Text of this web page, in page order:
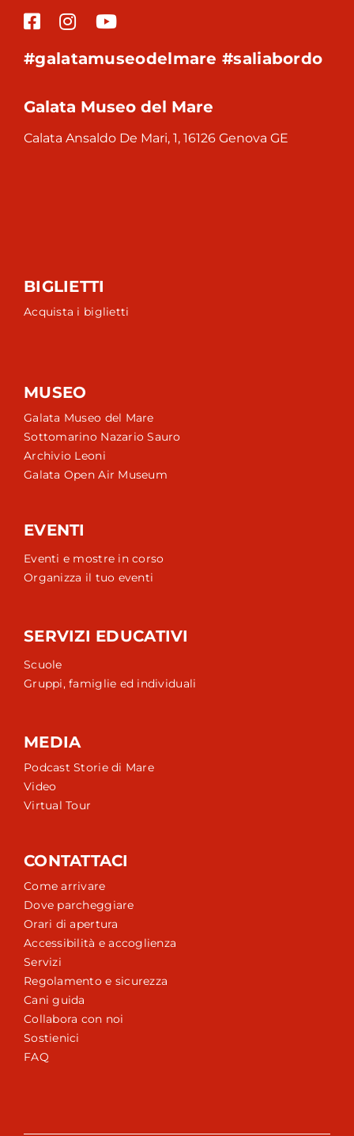
#galatamuseodelmare #saliabordo
Galata Museo del Mare
Calata Ansaldo De Mari, 1, 16126 Genova GE
BIGLIETTI
Acquista i biglietti
MUSEO
Galata Museo del Mare
Sottomarino Nazario Sauro
Archivio Leoni
Galata Open Air Museum
EVENTI
Eventi e mostre in corso
Organizza il tuo eventi
SERVIZI EDUCATIVI
Scuole
Gruppi, famiglie ed individuali
MEDIA
Podcast Storie di Mare
Video
Virtual Tour
CONTATTACI
Come arrivare
Dove parcheggiare
Orari di apertura
Accessibilità e accoglienza
Servizi
Regolamento e sicurezza
Cani guida
Collabora con noi
Sostienici
FAQ